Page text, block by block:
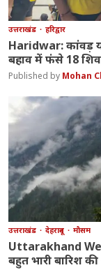
उत्तराखंड हरिद्वार
Haridwar: कांवड़
बहाव में फंसे 18
Mohan
उत्तराखंड देहरादून मौसम
Uttarakhand
बहुत भारी बारिश